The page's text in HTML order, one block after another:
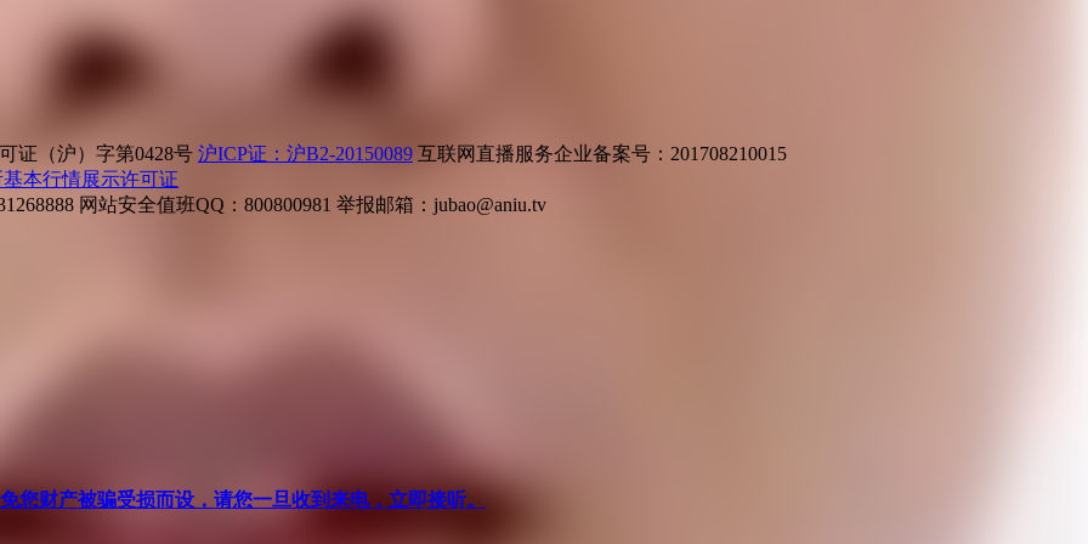
证（沪）字第0428号 沪ICP证：沪B2-20150089 互联网直播服务企业备案号：201708210015
本行情展示许可证
网站安全值班QQ：800800981 举报邮箱： jubao@aniu.tv
您财产被骗受损而设，请您一旦收到来电，立即接听。